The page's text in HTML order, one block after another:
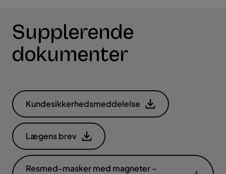
Supplerende
dokumenter
Kundesikkerhedsmeddelelse
Lægens brev
Resmed-masker med magneter –